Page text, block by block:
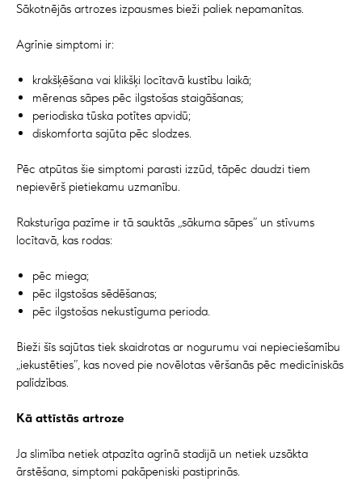
Sākotnējās artrozes izpausmes bieži paliek nepamanītas.
Agrīnie simptomi ir:
krakšķēšana vai klikšķi locītavā kustību laikā;
mērenas sāpes pēc ilgstošas staigāšanas;
periodiska tūska potītes apvidū;
diskomforta sajūta pēc slodzes.
Pēc atpūtas šie simptomi parasti izzūd, tāpēc daudzi tiem
nepievērš pietiekamu uzmanību.
Raksturīga pazīme ir tā sauktās „sākuma sāpes” un stīvums
locītavā, kas rodas:
pēc miega;
pēc ilgstošas sēdēšanas;
pēc ilgstošas nekustīguma perioda.
Bieži šīs sajūtas tiek skaidrotas ar nogurumu vai nepieciešamību
„iekustēties”, kas noved pie novēlotas vēršanās pēc medicīniskās
palīdzības.
Kā attīstās artroze
Ja slimība netiek atpazīta agrīnā stadijā un netiek uzsākta
ārstēšana, simptomi pakāpeniski pastiprinās.